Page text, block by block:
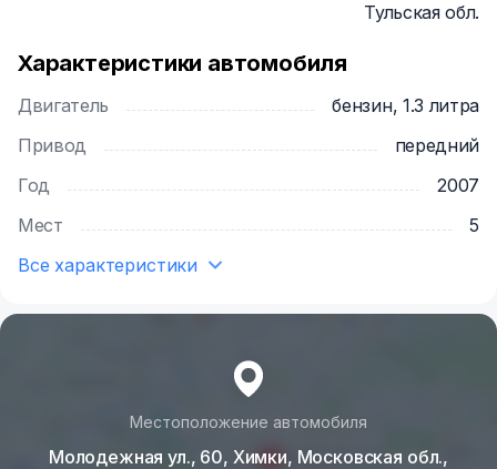
Тульская обл.
Характеристики автомобиля
Двигатель
бензин, 1.3 литра
Привод
передний
Год
2007
Мест
5
Все характеристики
Местоположение автомобиля
Молодежная ул., 60, Химки, Московская обл.,